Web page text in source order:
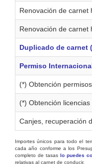
Renovación de carnet
Renovación de carnet
Duplicado de carnet
Permiso
(*) Obtención permisos
(*) Obtención licencias
Canjes, recuperación
Importes únicos para todo el
cada año conforme a los
completo de tasas lo puedes
relativas al carnet de conducir.